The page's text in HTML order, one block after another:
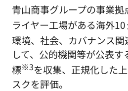
青山商事グループの事業
ライヤー工場がある海外10
環境、社会、カバナンス
して、公的機関等が公表す
標※3を収集、正規化した
スクを評価。